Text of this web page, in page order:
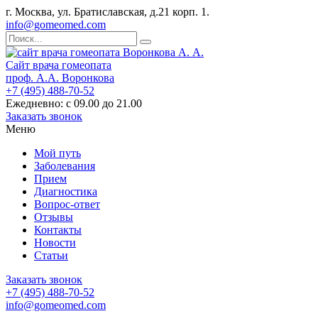
г. Москва, ул. Братиславская, д.21 корп. 1.
info@gomeomed.com
Сайт врача гомеопата
проф. А.А. Воронкова
+7 (495) 488-70-52
Ежедневно: с 09.00 до 21.00
Заказать звонок
Меню
Мой путь
Заболевания
Прием
Диагностика
Вопрос-ответ
Отзывы
Контакты
Новости
Статьи
Заказать звонок
+7 (495) 488-70-52
info@gomeomed.com